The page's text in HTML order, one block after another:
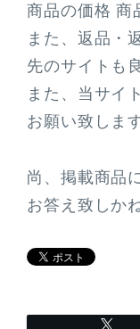
商品の価格 商
また、返品・
先のサイトも
また、当サイ
お願い致しま
尚、掲載商品
お答え致しか